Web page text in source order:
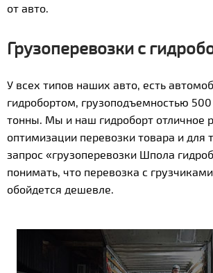
от авто.
Грузоперевозки с
У всех типов наших авто, есть
гидробортом, грузоподъемностью 500
тонны. Мы и наш гидроборт отличное
оптимизации перевозки товара и для
запрос «грузоперевозки Шпола
понимать, что перевозка с
обойдется дешевле.